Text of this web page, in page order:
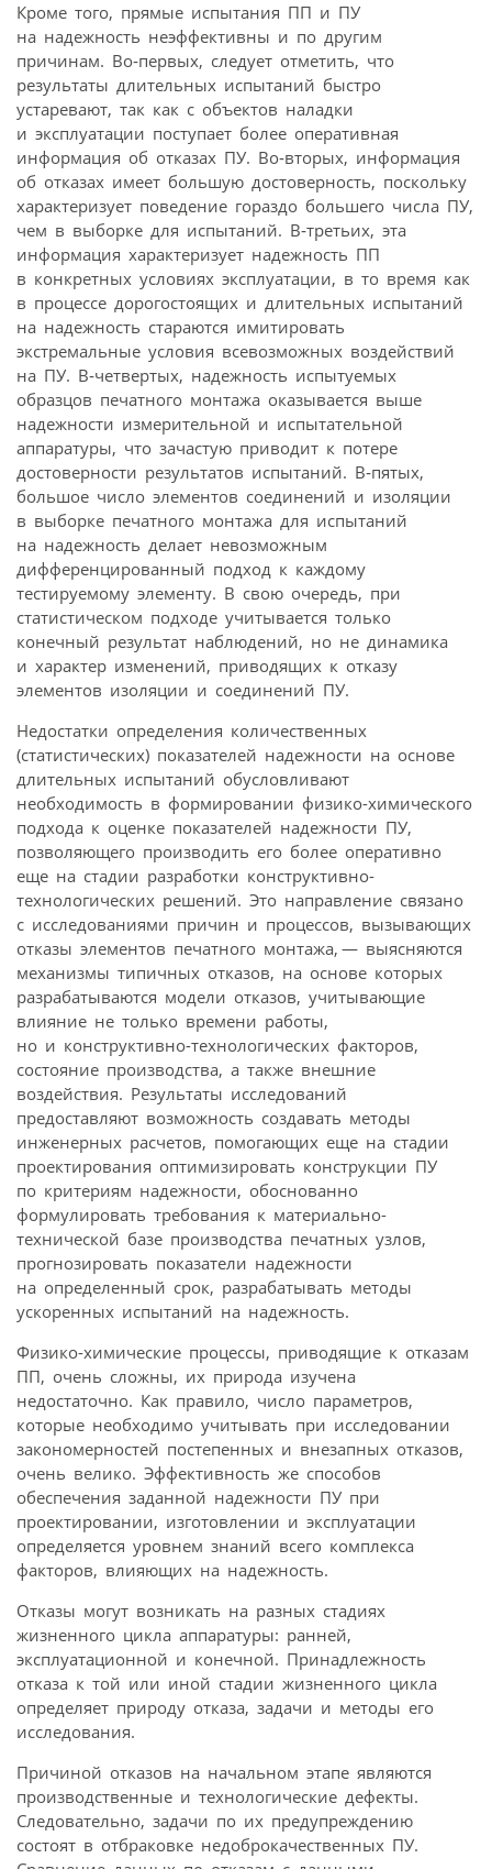
Кроме того, прямые испытания ПП и ПУ
на надежность неэффективны и по другим
причинам. Во‑первых, следует отметить, что
результаты длительных испытаний быстро
устаревают, так как с объектов наладки
и эксплуатации поступает более оперативная
информация об отказах ПУ. Во‑вторых, информация
об отказах имеет большую достоверность, поскольку
характеризует поведение гораздо большего числа ПУ,
чем в выборке для испытаний. В‑третьих, эта
информация характеризует надежность ПП
в конкретных условиях эксплуатации, в то время как
в процессе дорогостоящих и длительных испытаний
на надежность стараются имитировать
экстремальные условия всевозможных воздействий
на ПУ. В‑четвертых, надежность испытуемых
образцов печатного монтажа оказывается выше
надежности измерительной и испытательной
аппаратуры, что зачастую приводит к потере
достоверности результатов испытаний. В‑пятых,
большое число элементов соединений и изоляции
в выборке печатного монтажа для испытаний
на надежность делает невозможным
дифференцированный подход к каждому
тестируемому элементу. В свою очередь, при
статистическом подходе учитывается только
конечный результат наблюдений, но не динамика
и характер изменений, приводящих к отказу
элементов изоляции и соединений ПУ.
Недостатки определения количественных
(статистических) показателей надежности на основе
длительных испытаний обусловливают
необходимость в формировании физико-химического
подхода к оценке показателей надежности ПУ,
позволяющего производить его более оперативно
еще на стадии разработки конструктивно-
технологических решений. Это направление связано
с исследованиями причин и процессов, вызывающих
отказы элементов печатного монтажа, — выясняются
механизмы типичных отказов, на основе которых
разрабатываются модели отказов, учитывающие
влияние не только времени работы,
но и конструктивно-технологических факторов,
состояние производства, а также внешние
воздействия. Результаты исследований
предоставляют возможность создавать методы
инженерных расчетов, помогающих еще на стадии
проектирования оптимизировать конструкции ПУ
по критериям надежности, обоснованно
формулировать требования к материально-
технической базе производства печатных узлов,
прогнозировать показатели надежности
на определенный срок, разрабатывать методы
ускоренных испытаний на надежность.
Физико-химические процессы, приводящие к отказам
ПП, очень сложны, их природа изучена
недостаточно. Как правило, число параметров,
которые необходимо учитывать при исследовании
закономерностей постепенных и внезапных отказов,
очень велико. Эффективность же способов
обеспечения заданной надежности ПУ при
проектировании, изготовлении и эксплуатации
определяется уровнем знаний всего комплекса
факторов, влияющих на надежность.
Отказы могут возникать на разных стадиях
жизненного цикла аппаратуры: ранней,
эксплуатационной и конечной. Принадлежность
отказа к той или иной стадии жизненного цикла
определяет природу отказа, задачи и методы его
исследования.
Причиной отказов на начальном этапе являются
производственные и технологические дефекты.
Следовательно, задачи по их предупреждению
состоят в отбраковке недоброкачественных ПУ.